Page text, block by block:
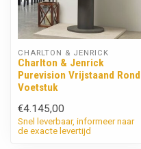
CHARLTON & JENRICK
Charlton & Jenrick
Purevision Vrijstaand Rond
Voetstuk
€4.145,00
Snel leverbaar, informeer naar
de exacte levertijd